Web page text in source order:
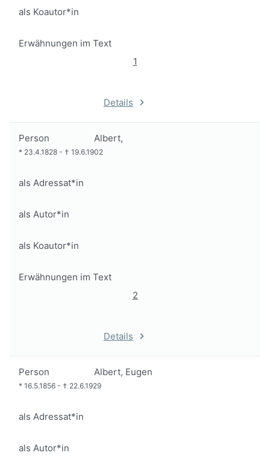
als Koautor*in
Erwähnungen im Text
1
Details
Person Albert,
* 23.4.1828 - † 19.6.1902
als Adressat*in
als Autor*in
als Koautor*in
Erwähnungen im Text
2
Details
Person Albert, Eugen
* 16.5.1856 - † 22.6.1929
als Adressat*in
als Autor*in